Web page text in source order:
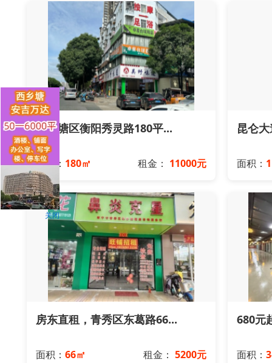
西乡塘区衡阳秀灵路180平...
面积： 180㎡ 租金： 11000元
昆仑
面积：
房东直租，青秀区东葛路66...
面积： 66㎡ 租金： 5200元
680元
面积：
关闭